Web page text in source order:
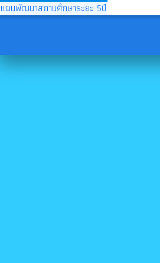
แผนพัฒนาสถานศึกษาระยะ 5ปี